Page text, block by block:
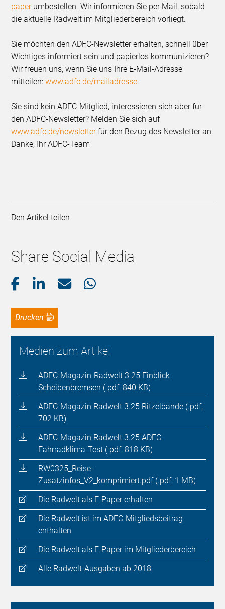
paperumbestellen. Wir informieren Sie per Mail, sobald
die aktuelle Radwelt im Mitgliederbereich vorliegt.
Sie möchten den ADFC-Newsletter erhalten, schnell über
Wichtiges informiert sein und papierlos kommunizieren?
Wir freuen uns, wenn Sie uns Ihre E-Mail-Adresse
mitteilen:www.adfc.de/mailadresse.
Sie sind kein ADFC-Mitglied, interessieren sich aber für
den ADFC-Newsletter? Melden Sie sich auf
www.adfc.de/newsletterfür den Bezug des Newsletter an.
Danke, Ihr ADFC-Team
Den Artikel teilen
Share Social Media
Drucken
Medien zum Artikel
ADFC-Magazin-Radwelt 3.25 Einblick
Scheibenbremsen (.pdf, 840 KB)
ADFC-Magazin Radwelt 3.25 Ritzelbande (.pdf,
702 KB)
ADFC-Magazin Radwelt 3.25 ADFC-
Fahrradklima-Test (.pdf, 818 KB)
RW0325_Reise-
Zusatzinfos_V2_komprimiert.pdf (.pdf, 1 MB)
Die Radwelt als E-Paper erhalten
Die Radwelt ist im ADFC-Mitgliedsbeitrag
enthalten
Die Radwelt als E-Paper im Mitgliederbereich
Alle Radwelt-Ausgaben ab 2018